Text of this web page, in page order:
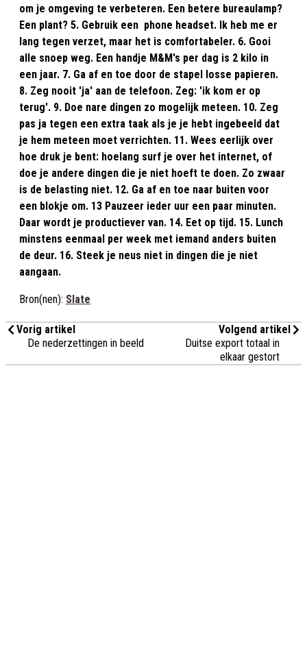
om je omgeving te verbeteren. Een betere bureaulamp?
Een plant? 5. Gebruik een phone headset. Ik heb me er
lang tegen verzet, maar het is comfortabeler. 6. Gooi
alle snoep weg. Een handje M&M's per dag is 2 kilo in
een jaar. 7. Ga af en toe door de stapel losse papieren.
8. Zeg nooit 'ja' aan de telefoon. Zeg: 'ik kom er op
terug'. 9. Doe nare dingen zo mogelijk meteen. 10. Zeg
pas ja tegen een extra taak als je je hebt ingebeeld dat
je hem meteen moet verrichten. 11. Wees eerlijk over
hoe druk je bent: hoelang surf je over het internet, of
doe je andere dingen die je niet hoeft te doen. Zo zwaar
is de belasting niet. 12. Ga af en toe naar buiten voor
een blokje om. 13 Pauzeer ieder uur een paar minuten.
Daar wordt je productiever van. 14. Eet op tijd. 15. Lunch
minstens eenmaal per week met iemand anders buiten
de deur. 16. Steek je neus niet in dingen die je niet
aangaan.
Bron(nen): Slate
Vorig artikel
De nederzettingen in beeld
Volgend artikel
Duitse export totaal in
elkaar gestort